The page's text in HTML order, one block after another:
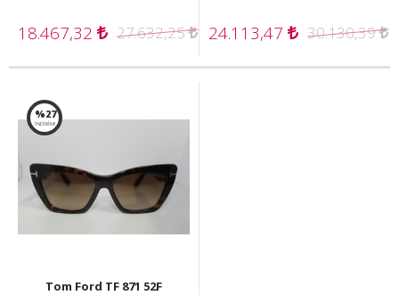
18.467,32 27.632,25 24.113,47 30.130,39
%27
İNDİRİM!
Tom Ford TF 871 52F